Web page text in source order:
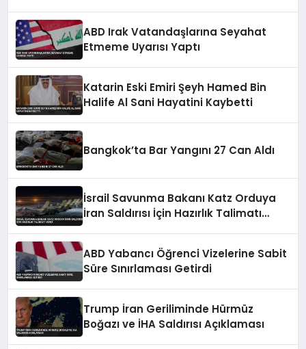
ABD Irak Vatandaşlarına Seyahat
Etmeme Uyarısı Yaptı
Katarin Eski Emiri Şeyh Hamed Bin
Halife Al Sani Hayatini Kaybetti
Bangkok’ta Bar Yangını 27 Can Aldı
İsrail Savunma Bakanı Katz Orduya
İran Saldırısı İçin Hazırlık Talimatı
ABD Yabancı Öğrenci Vizelerine Sabit
Süre Sınırlaması Getirdi
Trump İran Geriliminde Hürmüz
Boğazı ve İHA Saldırısı Açıklaması